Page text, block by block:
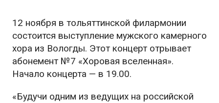
12 ноября в тольяттинской филармонии
состоится выступление мужского камерного
хора из Вологды. Этот концерт отрывает
абонемент №7 «Хоровая вселенная».
Начало концерта — в 19.00.
«Будучи одним из ведущих на российской